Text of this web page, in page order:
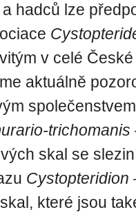
hadců lze
v celé
aktuálně
skal se
Cystopteridion
které jsou